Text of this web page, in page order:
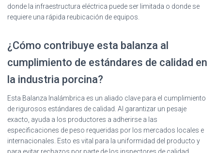
donde la infraestructura eléctrica puede ser limitada o donde se
requiere una rápida reubicación de equipos.
¿Cómo contribuye esta balanza al
cumplimiento de estándares de calidad en
la industria porcina?
Esta Balanza Inalámbrica es un aliado clave para el cumplimiento
de rigurosos estándares de calidad. Al garantizar un pesaje
exacto, ayuda a los productores a adherirse a las
especificaciones de peso requeridas por los mercados locales e
internacionales. Esto es vital para la uniformidad del producto y
para evitar rechazos por parte de los inspectores de calidad.